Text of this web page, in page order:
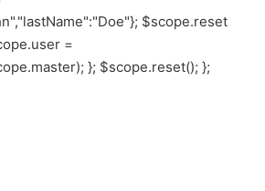
$scope.reset
=
}; $scope.reset(); };